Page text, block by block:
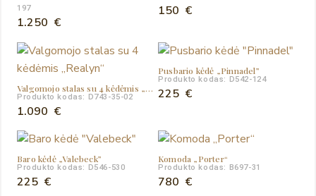
197
1.250 €
150 €
Valgomojo stalas su 4 kėdėmis „Realyn“
Produkto kodas: D743-35-02
1.090 €
Pusbario kėdė „Pinnadel”
Produkto kodas: D542-124
225 €
Baro kėdė „Valebeck”
Produkto kodas: D546-530
225 €
Komoda „Porter“
Produkto kodas: B697-31
780 €